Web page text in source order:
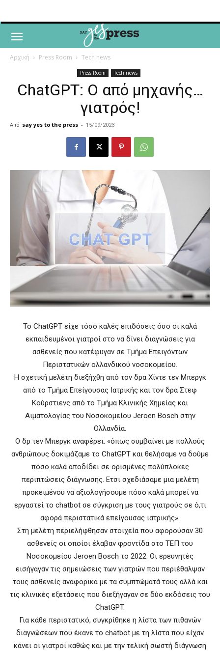
Αρχική Press Room Tech news
Press Room Tech news
ChatGPT: Ο από μηχανής…
γιατρός!
Από say yes to the press - 15/09/2023
Το ChatGPT είχε τόσο καλές επιδόσεις όσο οι καλά
εκπαιδευμένοι γιατροί στο να δίνει διαγνώσεις για
ασθενείς που κατέφυγαν σε Τμήμα Επειγόντων
Περιστατικών ολλανδικού νοσοκομείου.
Η σχετική μελέτη διεξήχθη από τον δρα Χίντε τεν Μπεργκ
από το Τμήμα Επείγουσας Ιατρικής και τον δρα Στεφ
Kούρστιενς από το Τμήμα Κλινικής Χημείας και
Αιματολογίας του Νοσοκομείου Jeroen Bosch στην
Ολλανδία.
Ο δρ τεν Μπεργκ αναφέρει: «όπως συμβαίνει με πολλούς
ανθρώπους δοκιμάζαμε το ChatGPT και θελήσαμε να δούμε
πόσο καλά αποδίδει σε ορισμένες πολύπλοκες
περιπτώσεις διάγνωσης. Ετσι σχεδιάσαμε μια μελέτη
προκειμένου να αξιολογήσουμε πόσο καλά μπορεί να
εργαστεί το chatbot σε σύγκριση με τους γιατρούς σε ό,τι
αφορά περιστατικά επείγουσας ιατρικής».
Στη μελέτη περιελήφθησαν στοιχεία που αφορούσαν 30
ασθενείς οι οποίοι έλαβαν φροντίδα στο ΤΕΠ του
Νοσοκομείου Jeroen Bosch το 2022. Οι ερευνητές
εισήγαγαν τις σημειώσεις των γιατρών που περιέθαλψαν
τους ασθενείς αναφορικά με τα συμπτώματά τους αλλά και
τις κλινικές εξετάσεις που διεξήγαγαν σε δύο εκδόσεις του
ChatGPT.
Για κάθε περιστατικό, συγκρίθηκε η λίστα των πιθανών
διαγνώσεων που έκανε το chatbot με τη λίστα που είχαν
κάνει οι γιατροί καθώς και με την τελική σωστή διάγνωση